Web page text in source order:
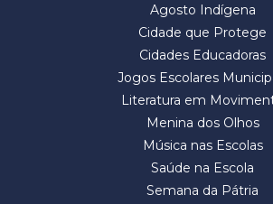
Agosto Indígena
Cidade que Protege
Cidades Educadoras
Jogos Escolares
Literatura em
Menina dos Olhos
Música nas Escolas
Saúde na Escola
Semana da Pátria